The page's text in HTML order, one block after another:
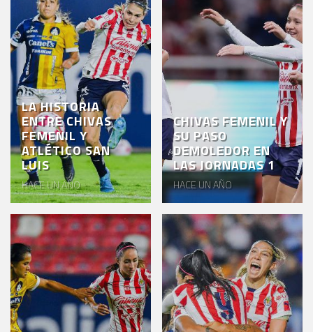
LA HISTORIA
ENTRE CHIVAS
FEMENIL Y
ATLÉTICO SAN
LUIS
HACE UN AÑO
CHIVAS FEMENIL Y
SU PASO
DEMOLEDOR EN
LAS JORNADAS 1
HACE UN AÑO